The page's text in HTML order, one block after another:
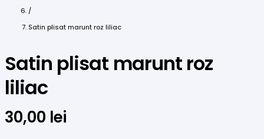
/
Satin plisat marunt roz liliac
Satin plisat marunt roz
liliac
30,00 lei